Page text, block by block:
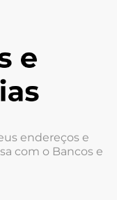
endereços e
com o Bancos e